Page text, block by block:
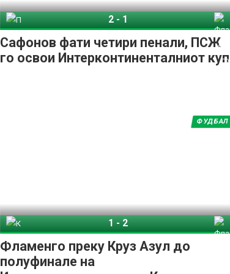
Сафонов фати четири пенали, ПСЖ
го освои Интерконтиненталниот
2-1
Фламенго преку Круз Азул до
полуфинале на
ФУДБАЛ
1-2